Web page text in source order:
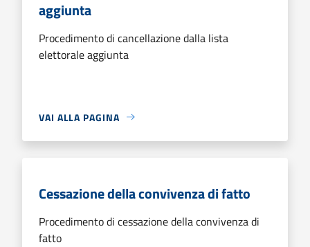
aggiunta
Procedimento di cancellazione dalla lista
elettorale aggiunta
VAI ALLA PAGINA
Cessazione della convivenza di fatto
Procedimento di cessazione della convivenza di
fatto